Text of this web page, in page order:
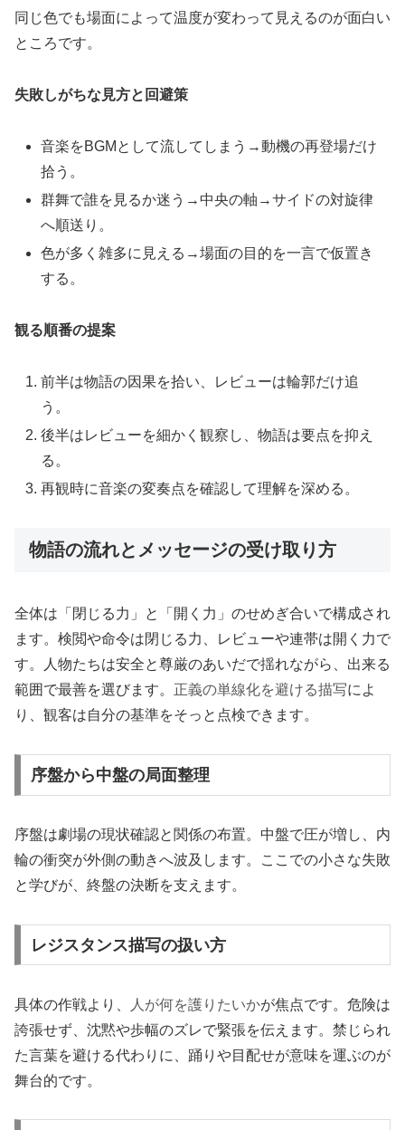
同じ色でも場面によって温度が変わって見えるのが面白い
ところです。
失敗しがちな見方と回避策
音楽をBGMとして流してしまう→動機の再登場だけ
拾う。
群舞で誰を見るか迷う→中央の軸→サイドの対旋律
へ順送り。
色が多く雑多に見える→場面の目的を一言で仮置き
する。
観る順番の提案
前半は物語の因果を拾い、レビューは輪郭だけ追
う。
後半はレビューを細かく観察し、物語は要点を抑え
る。
再観時に音楽の変奏点を確認して理解を深める。
物語の流れとメッセージの受け取り方
全体は「閉じる力」と「開く力」のせめぎ合いで構成され
ます。検閲や命令は閉じる力、レビューや連帯は開く力で
す。人物たちは安全と尊厳のあいだで揺れながら、出来る
範囲で最善を選びます。 正義の単線化を避ける描写によ
り、観客は自分の基準をそっと点検できます。
序盤から中盤の局面整理
序盤は劇場の現状確認と関係の布置。中盤で圧が増し、内
輪の衝突が外側の動きへ波及します。ここでの小さな失敗
と学びが、終盤の決断を支えます。
レジスタンス描写の扱い方
具体の作戦より、 人が何を護りたいかが焦点です。危険は
誇張せず、沈黙や歩幅のズレで緊張を伝えます。禁じられ
た言葉を避ける代わりに、踊りや目配せが意味を運ぶのが
舞台的です。